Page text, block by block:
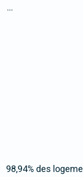
...
98,94% des